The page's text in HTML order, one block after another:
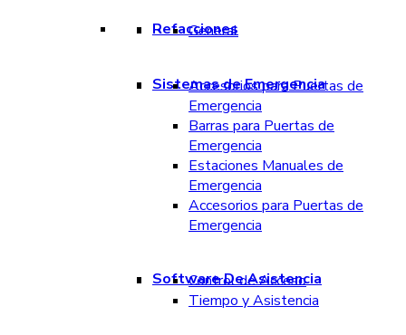
Refacciones
General
Sistemas de Emergencia
Accesorios para Puertas de
Emergencia
Barras para Puertas de
Emergencia
Estaciones Manuales de
Emergencia
Accesorios para Puertas de
Emergencia
Software De Asistencia
Control de Acceso
Tiempo y Asistencia